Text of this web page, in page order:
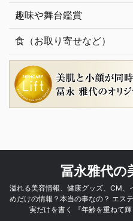
趣味や舞台鑑賞
食（お取り寄せなど）
冨永雅代の
溢れる美容情報、健康グッズ、CM、
めだけの情報？本当の事なの？ エス
実だけを書く 『年齢を重ねて